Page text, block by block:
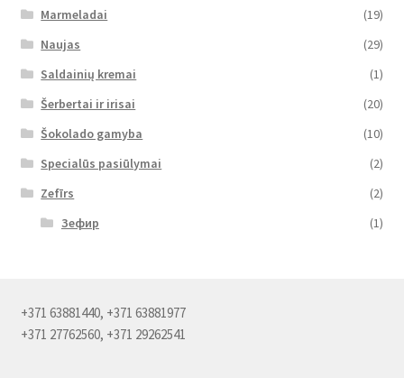
Marmeladai
(19)
Naujas
(29)
Saldainių kremai
(1)
Šerbertai ir irisai
(20)
Šokolado gamyba
(10)
Specialūs pasiūlymai
(2)
Zefīrs
(2)
Зефир
(1)
+371 63881440, +371 63881977
+371 27762560, +371 29262541